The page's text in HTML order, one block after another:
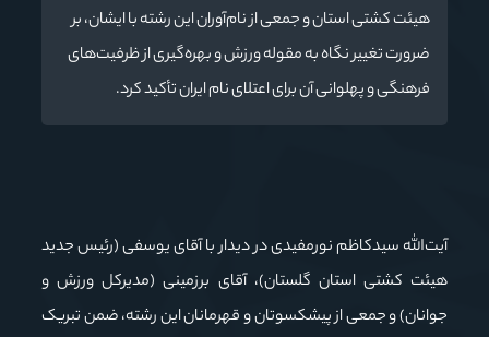
هیئت کشتی استان و جمعی از نام‌آوران این رشته با ایشان، بر
ضرورت تغییر نگاه به مقوله ورزش و بهره‌گیری از ظرفیت‌های
فرهنگی و پهلوانی آن برای اعتلای نام ایران تأکید کرد.
آیت‌الله سیدکاظم نورمفیدی در دیدار با آقای یوسفی (رئیس جدید
هیئت کشتی استان گلستان)، آقای برزمینی (مدیرکل ورزش و
جوانان) و جمعی از پیشکسوتان و قهرمانان این رشته، ضمن تبریک